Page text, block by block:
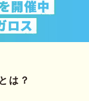
は？